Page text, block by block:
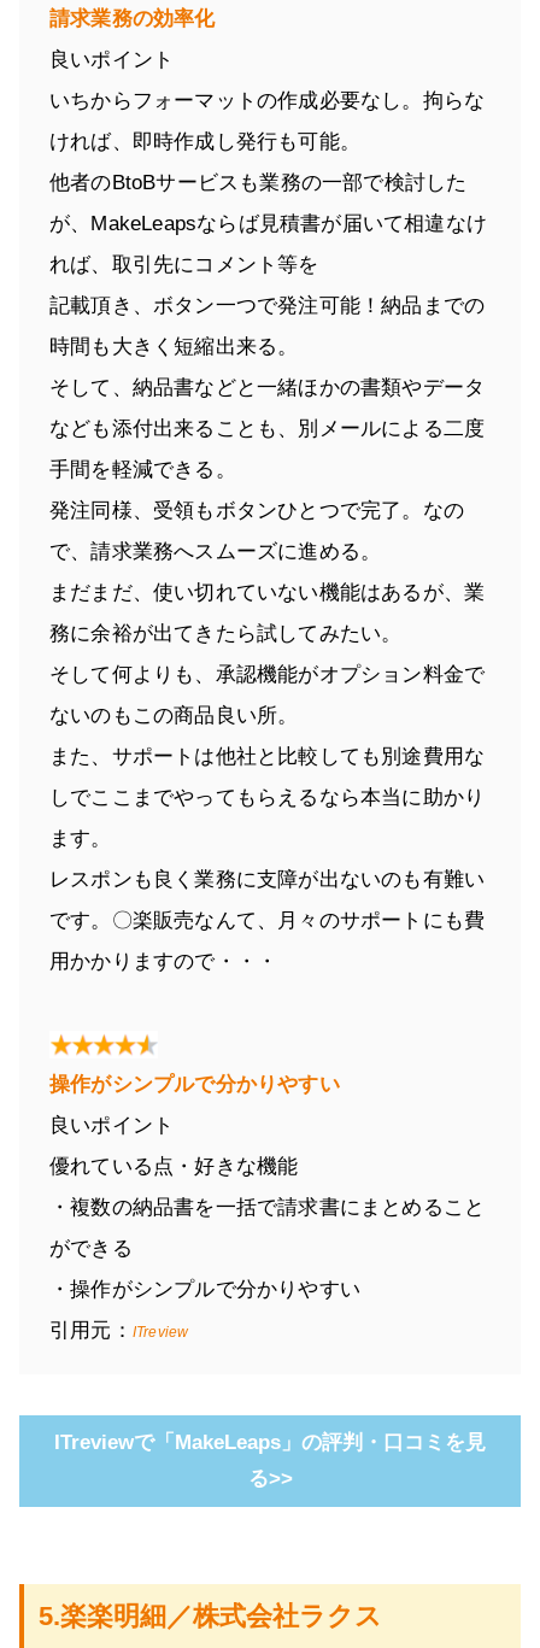
請求業務の効率化
良いポイント
いちからフォーマットの作成必要なし。拘らな
ければ、即時作成し発行も可能。
他者のBtoBサービスも業務の一部で検討した
が、MakeLeapsならば見積書が届いて相違なけ
れば、取引先にコメント等を
記載頂き、ボタン一つで発注可能！納品までの
時間も大きく短縮出来る。
そして、納品書などと一緒ほかの書類やデータ
なども添付出来ることも、別メールによる二度
手間を軽減できる。
発注同様、受領もボタンひとつで完了。なの
で、請求業務へスムーズに進める。
まだまだ、使い切れていない機能はあるが、業
務に余裕が出てきたら試してみたい。
そして何よりも、承認機能がオプション料金で
ないのもこの商品良い所。
また、サポートは他社と比較しても別途費用な
しでここまでやってもらえるなら本当に助かり
ます。
レスポンも良く業務に支障が出ないのも有難い
です。〇楽販売なんて、月々のサポートにも費
用かかりますので・・・
操作がシンプルで分かりやすい
良いポイント
優れている点・好きな機能
・複数の納品書を一括で請求書にまとめること
ができる
・操作がシンプルで分かりやすい
引用元： ITreview
ITreviewで「MakeLeaps」の評判・口コミを見
る>>
5.楽楽明細／株式会社ラクス